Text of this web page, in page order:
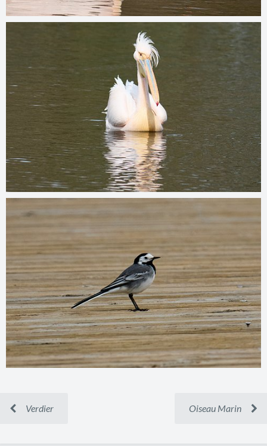
Verdier Oiseau Marin